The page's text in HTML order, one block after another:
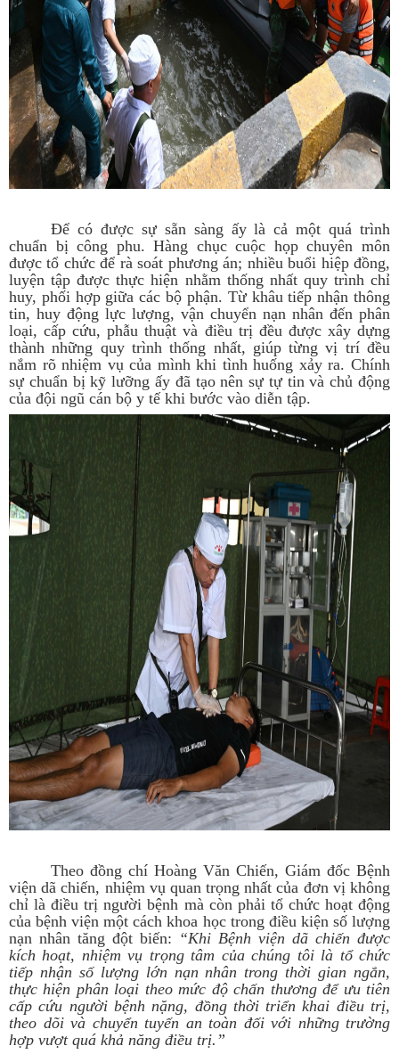
Để có được sự sẵn sàng ấy là cả một quá trình
chuẩn bị công phu. Hàng chục cuộc họp chuyên môn
được tổ chức để rà soát phương án; nhiều buổi hiệp đồng,
luyện tập được thực hiện nhằm thống nhất quy trình chỉ
huy, phối hợp giữa các bộ phận. Từ khâu tiếp nhận thông
tin, huy động lực lượng, vận chuyển nạn nhân đến phân
loại, cấp cứu, phẫu thuật và điều trị đều được xây dựng
thành những quy trình thống nhất, giúp từng vị trí đều
nắm rõ nhiệm vụ của mình khi tình huống xảy ra. Chính
sự chuẩn bị kỹ lưỡng ấy đã tạo nên sự tự tin và chủ động
của đội ngũ cán bộ y tế khi bước vào diễn tập.
Theo đồng chí Hoàng Văn Chiến, Giám đốc Bệnh
viện dã chiến, nhiệm vụ quan trọng nhất của đơn vị không
chỉ là điều trị người bệnh mà còn phải tổ chức hoạt động
của bệnh viện một cách khoa học trong điều kiện số lượng
nạn nhân tăng đột biến: “Khi Bệnh viện dã chiến được
kích hoạt, nhiệm vụ trọng tâm của chúng tôi là tổ chức
tiếp nhận số lượng lớn nạn nhân trong thời gian ngắn,
thực hiện phân loại theo mức độ chấn thương để ưu tiên
cấp cứu người bệnh nặng, đồng thời triển khai điều trị,
theo dõi và chuyển tuyến an toàn đối với những trường
hợp vượt quá khả năng điều trị.”